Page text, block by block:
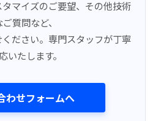
マイズのご要望、その他技術
質問など、
ださい。専門スタッフが丁寧
いたします。
わせフォームへ